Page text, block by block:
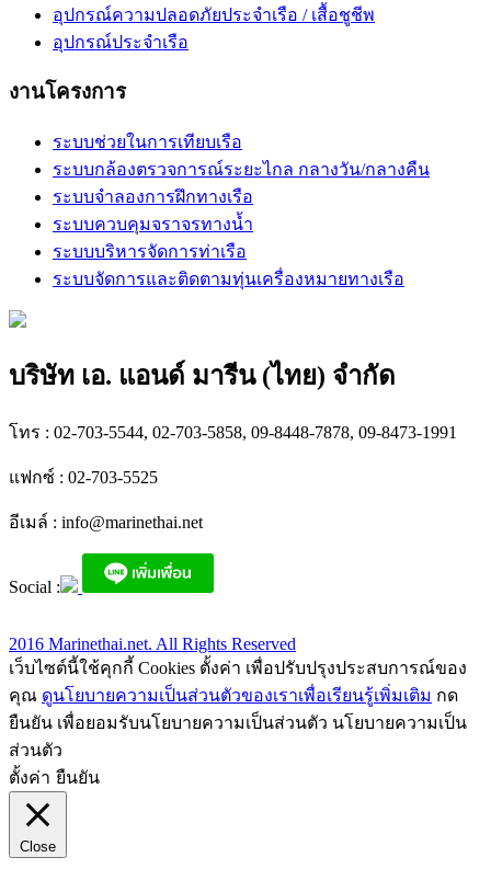
อุปกรณ์ความปลอดภัยประจำเรือ / เสื้อชูชีพ
อุปกรณ์ประจำเรือ
งานโครงการ
ระบบช่วยในการเทียบเรือ
ระบบกล้องตรวจการณ์ระยะไกล กลางวัน/กลางคืน
ระบบจำลองการฝึกทางเรือ
ระบบควบคุมจราจรทางน้ำ
ระบบบริหารจัดการท่าเรือ
ระบบจัดการและติดตามทุ่นเครื่องหมายทางเรือ
บริษัท เอ. แอนด์ มารีน (ไทย) จำกัด
โทร : 02-703-5544, 02-703-5858, 09-8448-7878, 09-8473-1991
แฟกซ์ : 02-703-5525
อีเมล์ : info@marinethai.net
Social :
2016 Marinethai.net. All Rights Reserved
เว็บไซต์นี้ใช้คุกกี้ Cookies ตั้งค่า เพื่อปรับปรุงประสบการณ์ของ
คุณ ดูนโยบายความเป็นส่วนตัวของเราเพื่อเรียนรู้เพิ่มเติม กด
ยืนยัน เพื่อยอมรับนโยบายความเป็นส่วนตัว นโยบายความเป็น
ส่วนตัว
ตั้งค่า ยืนยัน
Close